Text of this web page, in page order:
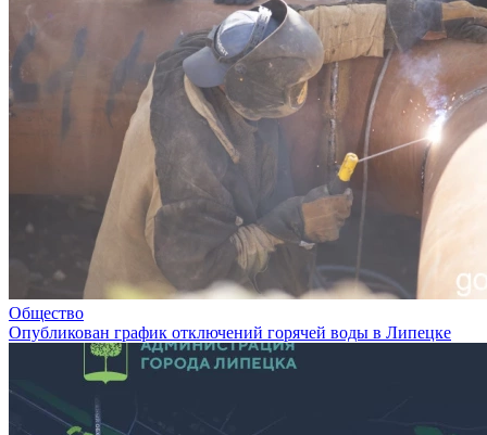
Общество
Опубликован график отключений горячей воды в Липецке